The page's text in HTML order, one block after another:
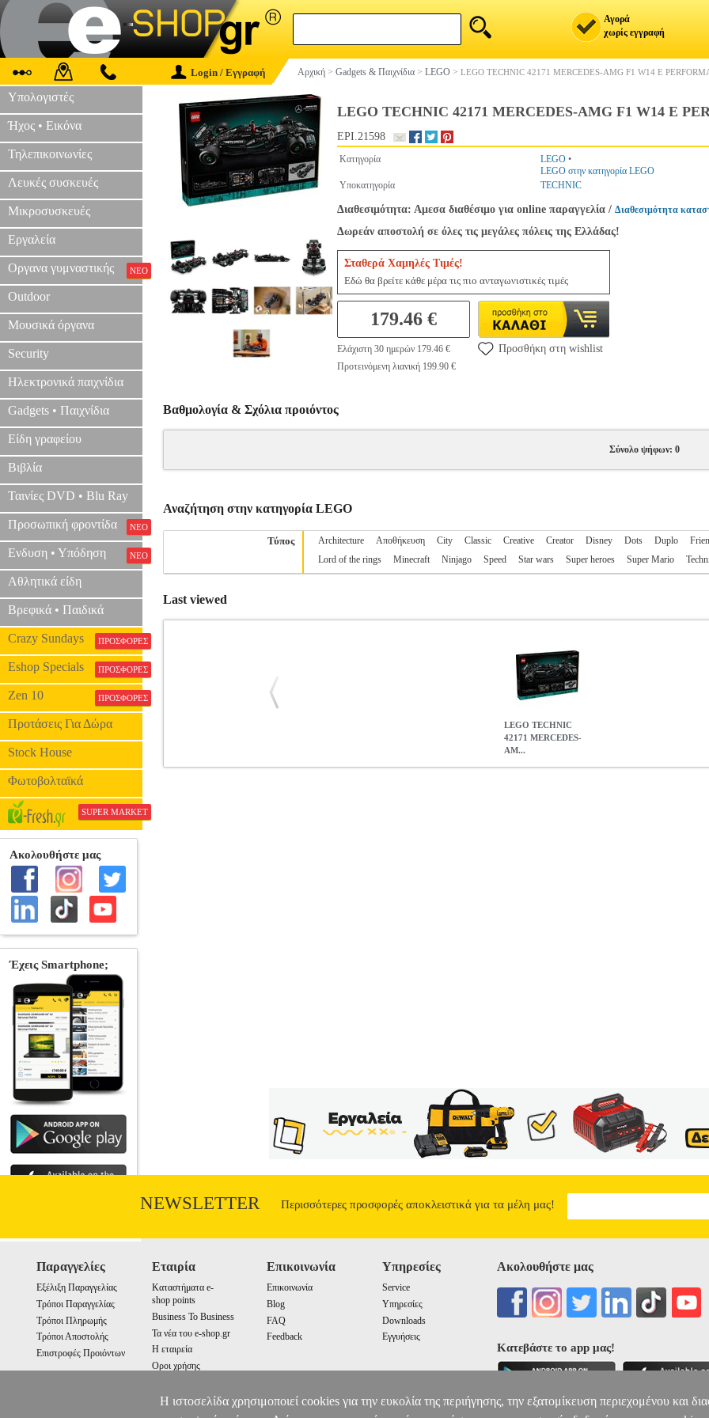
Αγορά
χωρίς εγγραφή
Login / Εγγραφή Αρχική > Gadgets & Παιχνίδια > LEGO > LEGO TECHNIC 42171 MERCEDES-AMG F1 W14 E
Υπολογιστές
Ήχος • Εικόνα
Τηλεπικοινωνίες
Λευκές συσκευές
Μικροσυσκευές
Εργαλεία
Οργανα γυμναστικής ΝΕΟ
Outdoor
Μουσικά όργανα
Security
Ηλεκτρονικά παιχνίδια
Gadgets • Παιχνίδια
Είδη γραφείου
Βιβλία
Ταινίες DVD • Blu Ray
Προσωπική φροντίδα ΝΕΟ
Ενδυση • Υπόδηση ΝΕΟ
Αθλητικά είδη
Βρεφικά • Παιδικά
Crazy Sundays ΠΡΟΣΦΟΡΕΣ
Eshop Specials ΠΡΟΣΦΟΡΕΣ
Zen 10 ΠΡΟΣΦΟΡΕΣ
Προτάσεις Για Δώρα
Stock House
Φωτοβολταϊκά
SUPER MARKET
LEGO TECHNIC 42171 MERCEDES-AMG F1 W14 E
EPI.21598
Κατηγορία LEGO •
LEGO στην κατηγορία LEGO
Υποκατηγορία
TECHNIC
Διαθεσιμότητα: Αμεσα διαθέσιμο για online παραγγελία / Διαθεσιμότητα
Δωρεάν αποστολή σε όλες τις μεγάλες πόλεις της Ελλάδας!
Σταθερά Χαμηλές Τιμές!
Εδώ θα βρείτε κάθε μέρα τις πιο ανταγωνιστικές τιμές
179.46 €
Ελάχιστη 30 ημερών 179.46 €
Προτεινόμενη λιανική 199.90 €
Προσθήκη στη wishlist
Βαθμολογία & Σχόλια προιόντος
Σύνολο ψήφων: 0
Αναζήτηση στην κατηγορία LEGO
Τύπος Architecture Αποθήκευση City Classic Creative Creator Disney Dots Duplo
Lord of the rings
Minecraft Ninjago Speed Star wars Super heroes Super Mario
Last viewed
LEGO TECHNIC
42171 MERCEDES-
AM...
NEWSLETTER Περισσότερες προσφορές αποκλειστικά για τα μέλη μας!
Παραγγελίες
Εξέλιξη Παραγγελίας
Τρόποι Παραγγελίας
Τρόποι Πληρωμής
Τρόποι Αποστολής
Επιστροφές Προιόντων
Εταιρία
Καταστήματα e-
shop points
Business To Business
Τα νέα του e-shop.gr
Η εταιρεία
Οροι χρήσης
Επικοινωνία
Επικοινωνία
Blog
FAQ
Feedback
Υπηρεσίες
Service
Υπηρεσίες
Downloads
Εγγυήσεις
Ακολουθήστε μας
Κατεβάστε το app μας!
Η ιστοσελίδα χρησιμοποιεί cookies για την ευκολία της περιήγησης, την εξατομίκευση περιεχομένου και